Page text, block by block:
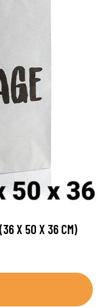
(36 X 50 X 36 CM)